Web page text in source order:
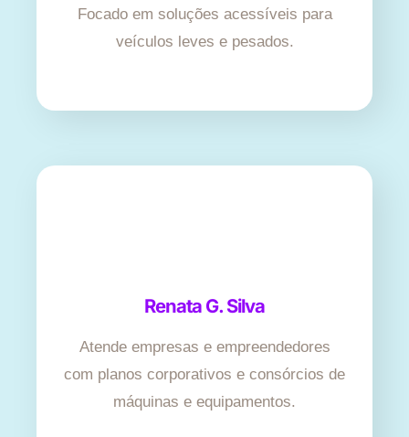
Focado em soluções acessíveis para
veículos leves e pesados.
Renata G. Silva
Atende empresas e empreendedores
com planos corporativos e consórcios de
máquinas e equipamentos.